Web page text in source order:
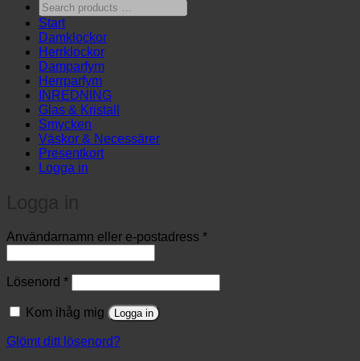
Search
products
…
Start
Damklockor
Herrklockor
Damparfym
Herrparfym
INREDNING
Glas & Kristall
Smycken
Väskor & Necessärer
Presentkort
Logga in
Användarnamn eller e-postadress *Obligatoriskt
Lösenord *Obligatoriskt
Kom ihåg mig Logga in
Glömt ditt lösenord?